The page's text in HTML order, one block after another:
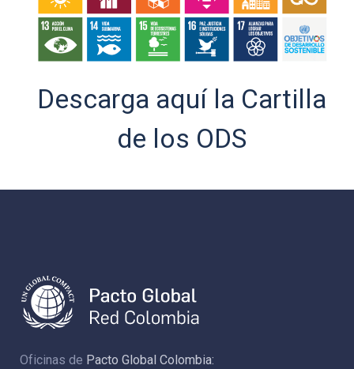
Descarga aquí la Cartilla
de los ODS
Oficinas de Pacto Global Colombia: